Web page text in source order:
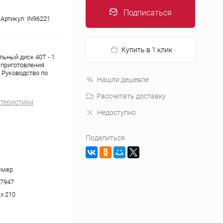
Артикул: IN96221
диск 40Т - 1
по
210
Подписаться
Купить в 1 клик
Нашли дешевле
Рассчитать доставку
Недоступно
Поделиться